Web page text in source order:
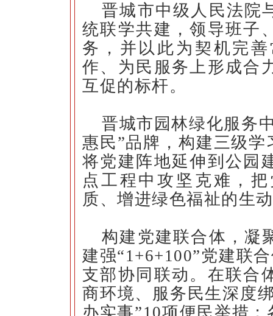
晋城市中级人民法院
统联学共建，领导班子
务，并以此为契机完
作、为民服务上形成合
互促的标杆。
晋城市园林绿化服务
惠民”品牌，构建三级
将党建阵地延伸到公园
点工程中攻坚克难，
质、增进绿色福祉的生
构建党建联合体，凝
建强“1+6+100”党建联
支部协同联动。在联合
商环境、服务民生深度
办实事”10项便民举措